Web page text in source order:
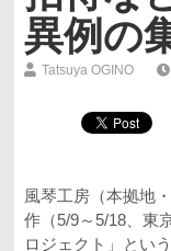
異例の
Tatsuya OGINO
風琴工房（本拠地
作（5/9～5/18、東
ロジェクト」とい